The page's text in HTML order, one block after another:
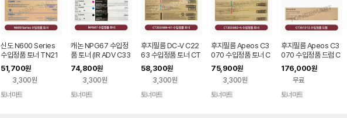
신도 N600 Series
수입정품 토너 TN21
7,TN414 (BIZ 028,
283)
51,700원
3,300원
토너마트
캐논 NPG67 수입정
품 토너 (IR ADV C33
20~3730, DX C38
22,3830,3826,383
74,800원
3,300원
토너마트
후지필름 DC-V C22
63 수입정품 토너 CT
202488~91 마블
58,300원
3,300원
토너마트
후지필름 Apeos C3
070 수입정품 토너 C
T203582-5 쇼부
75,900원
3,300원
토너마트
후지필름 Apeos C3
070 수입정품 드럼 C
T351312 쇼부
176,000원
무료
토너마트